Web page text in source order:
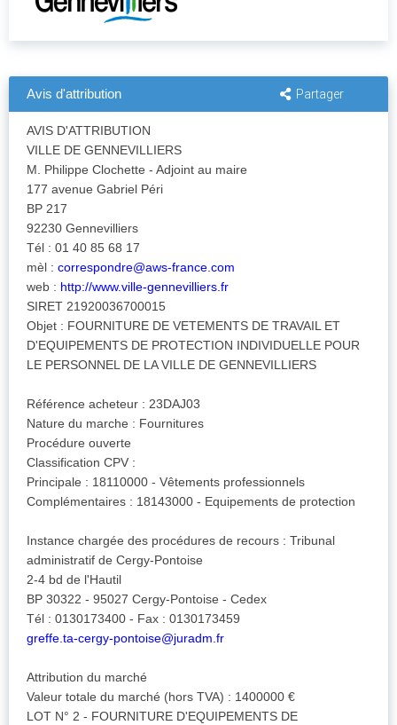
Avis d'attribution Partager
AVIS D'ATTRIBUTION
VILLE DE GENNEVILLIERS
M. Philippe Clochette - Adjoint au maire
177 avenue Gabriel Péri
BP 217
92230 Gennevilliers
Tél : 01 40 85 68 17
mèl : correspondre@aws-france.com
web : http://www.ville-gennevilliers.fr
SIRET 21920036700015
Objet : FOURNITURE DE VETEMENTS DE TRAVAIL ET
D'EQUIPEMENTS DE PROTECTION INDIVIDUELLE POUR
LE PERSONNEL DE LA VILLE DE GENNEVILLIERS
Référence acheteur : 23DAJ03
Nature du marche : Fournitures
Procédure ouverte
Classification CPV :
Principale : 18110000 - Vêtements professionnels
Complémentaires : 18143000 - Equipements de protection
Instance chargée des procédures de recours : Tribunal
administratif de Cergy-Pontoise
2-4 bd de l'Hautil
BP 30322 - 95027 Cergy-Pontoise - Cedex
Tél : 0130173400 - Fax : 0130173459
greffe.ta-cergy-pontoise@juradm.fr
Attribution du marché
Valeur totale du marché (hors TVA) : 1400000 €
LOT N° 2 - FOURNITURE D'EQUIPEMENTS DE